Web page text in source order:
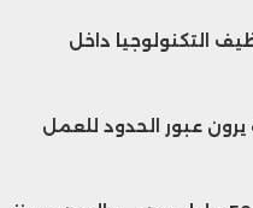
على اختلاف
العام
في الدار البيضاء،
التكنولوجيا داخل
المغاربة يرون عبور الحدود للعمل